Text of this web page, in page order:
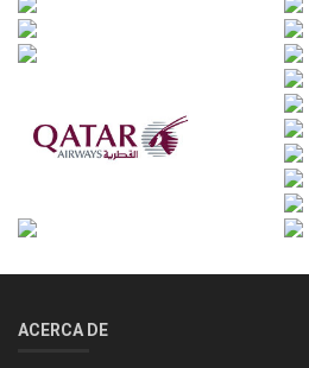
ACERCA DE